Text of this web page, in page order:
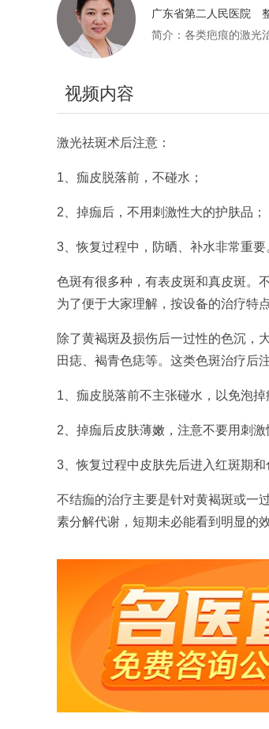
广东省第二人民医院
简介：各类疤痕的激光
视频内容
激光祛斑术后注意：
1、痂皮脱落前，不碰水；
2、掉痂后，不用刺激性大的护肤品；
3、恢复过程中，防晒、补水非常重要
色斑有很多种，有表皮斑和真皮斑。
为了便于大家理解，按设备的治疗特
除了黄褐斑及损伤后一过性的色沉，
田痣、褐青色痣等。这类色斑治疗后
1、痂皮脱落前不主张碰水，以免泡掉
2、掉痂后皮肤薄嫩，注意不要用刺
3、恢复过程中皮肤先后进入红斑期
不结痂的治疗主要是针对黄褐斑或一
素分解代谢，短期未必能看到明显的